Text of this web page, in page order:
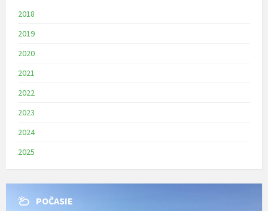
2018
2019
2020
2021
2022
2023
2024
2025
POČASIE